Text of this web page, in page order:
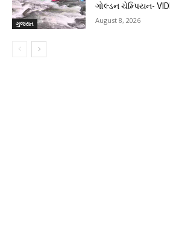
ગુજરાત
ગોલ્ડન ચેમ્પિયન-
August 8, 2026